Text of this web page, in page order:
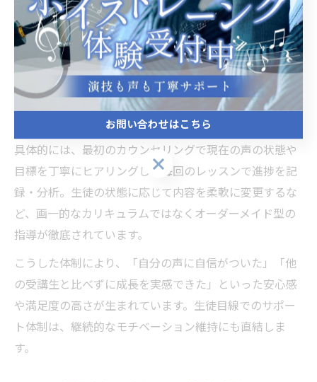
生徒の声から明らかになるのは、やはり一人ひとりへの
手厚いケアがどれだけ大切かという点です。世田谷区の
ボイトレ教室では、少人数制の強みを活かし、個々の目
標や悩みに寄り添ったサポート体制を整えています。
「自分だけの課題に集中できて安心」「講師が細かく進
捗を見てくれる」といった声が多く寄せられています。
具体的には、最初のカウンセリングで現在の声の状態や
目標を丁寧にヒアリングし、毎回のレッスンで進捗を記
録・分析。生徒の状態に応じて内容を柔軟に変更するな
ど、画一的なカリキュラムではなくオーダーメイド型の
指導が徹底されています。
こうした体制により、「自分の声に自信がついた」「他
の受講生と比べずに成長を実感できた」といった安心感
や満足度の高さが生まれています。生徒目線でのサポー
ト体制は、継続的なモチベーション維持にも直結しま
す。
お問い合わせはこちら
お問い合わせはこちら